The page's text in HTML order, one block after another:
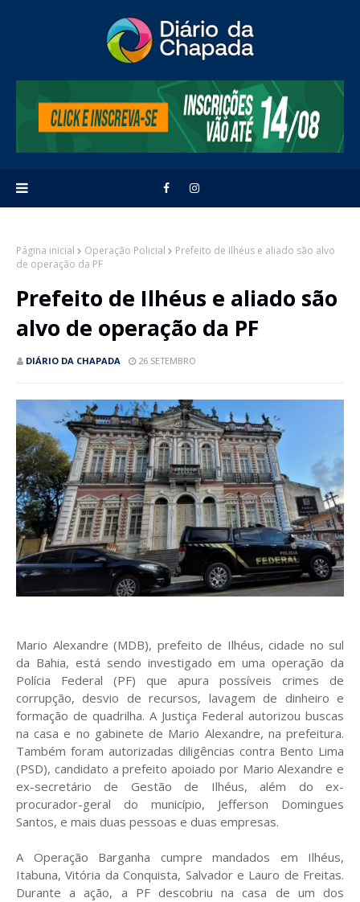
Página inicial Operação Policial
Prefeito de Ilhéus e aliado são alvo
de operação da PF
Prefeito de Ilhéus e aliado são
alvo de operação da PF
DIÁRIO DA CHAPADA 26 SETEMBRO
Mario Alexandre (MDB), prefeito de Ilhéus, cidade no sul
da Bahia, está sendo investigado em uma operação da
Polícia Federal (PF) que apura possíveis crimes de
corrupção, desvio de recursos, lavagem de dinheiro e
formação de quadrilha. A Justiça Federal autorizou buscas
na casa e no gabinete de Mario Alexandre, na prefeitura.
Também foram autorizadas diligências contra Bento Lima
(PSD), candidato a prefeito apoiado por Mario Alexandre e
ex-secretário de Gestão de Ilhéus, além do ex-
procurador-geral do município, Jefferson Domingues
Santos, e mais duas pessoas e duas empresas.
A Operação Barganha cumpre mandados em Ilhéus,
Itabuna, Vitória da Conquista, Salvador e Lauro de Freitas.
Durante a ação, a PF descobriu na casa de um dos